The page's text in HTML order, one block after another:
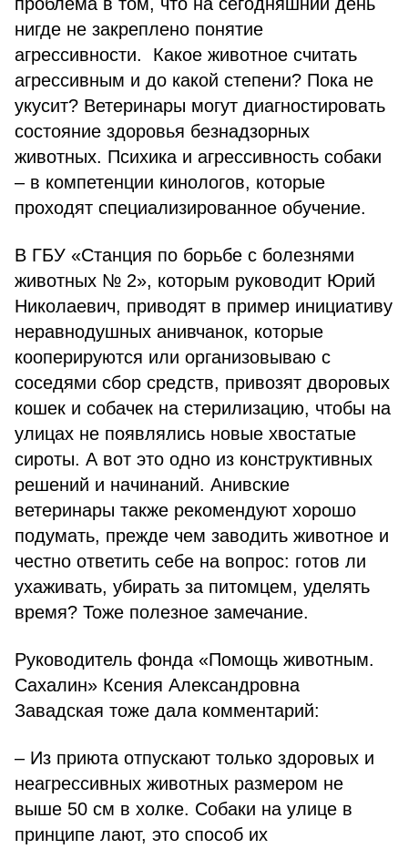
нигде не закреплено понятие
агрессивности. Какое животное считать
агрессивным и до какой степени? Пока не
укусит? Ветеринары могут диагностировать
состояние здоровья безнадзорных
животных. Психика и агрессивность собаки
– в компетенции кинологов, которые
проходят специализированное обучение.
В ГБУ «Станция по борьбе с болезнями
животных № 2», которым руководит Юрий
Николаевич, приводят в пример инициативу
неравнодушных анивчанок, которые
кооперируются или организовываю с
соседями сбор средств, привозят дворовых
кошек и собачек на стерилизацию, чтобы на
улицах не появлялись новые хвостатые
сироты. А вот это одно из конструктивных
решений и начинаний. Анивские
ветеринары также рекомендуют хорошо
подумать, прежде чем заводить животное и
честно ответить себе на вопрос: готов ли
ухаживать, убирать за питомцем, уделять
время? Тоже полезное замечание.
Руководитель фонда «Помощь животным.
Сахалин» Ксения Александровна
Завадская тоже дала комментарий:
– Из приюта отпускают только здоровых и
неагрессивных животных размером не
выше 50 см в холке. Собаки на улице в
принципе лают, это способ их